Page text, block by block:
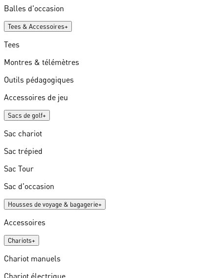
Balles d'occasion
Tees & Accessoires+
Tees
Montres & télémètres
Outils pédagogiques
Accessoires de jeu
Sacs de golf+
Sac chariot
Sac trépied
Sac Tour
Sac d'occasion
Housses de voyage & bagagerie+
Accessoires
Chariots+
Chariot manuels